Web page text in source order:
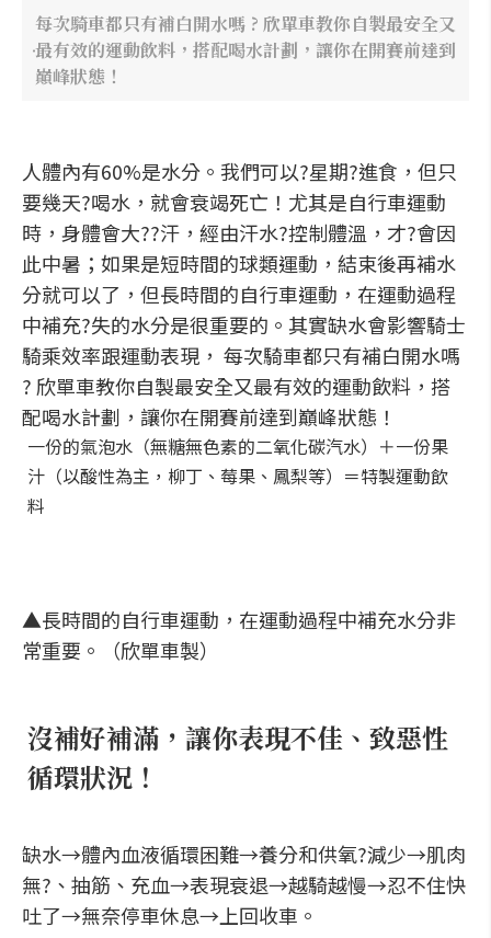
每次騎車都只有補白開水嗎 ? 欣單車教你自製最安全又
最有效的運動飲料，搭配喝水計劃，讓你在開賽前達到
巔峰狀態！
人體內有60%是水分。我們可以?星期?進食，但只
要幾天?喝水，就會衰竭死亡！尤其是自行車運動
時，身體會大??汗，經由汗水?控制體溫，才?會因
此中暑；如果是短時間的球類運動，結束後再補水
分就可以了，但長時間的自行車運動，在運動過程
中補充?失的水分是很重要的。其實缺水會影響騎士
騎乘效率跟運動表現， 每次騎車都只有補白開水嗎
? 欣單車教你自製最安全又最有效的運動飲料，搭
配喝水計劃，讓你在開賽前達到巔峰狀態！
一份的氣泡水（無糖無色素的二氧化碳汽水）＋一份果
汁（以酸性為主，柳丁、莓果、鳳梨等）＝特製運動飲
料
▲長時間的自行車運動，在運動過程中補充水分非
常重要。（欣單車製）
沒補好補滿，讓你表現不佳、致惡性
循環狀況！
缺水→體內血液循環困難→養分和供氧?減少→肌肉
無?、抽筋、充血→表現衰退→越騎越慢→忍不住快
吐了→無奈停車休息→上回收車。